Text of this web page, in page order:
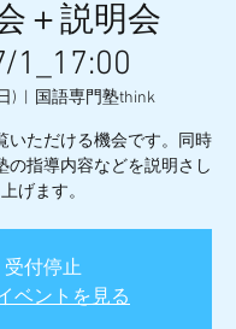
＋説明会
) 国語専門塾think
いただける機会です。同時
の指導内容などを説明さし
上げます。
受付停止
ベントを見る